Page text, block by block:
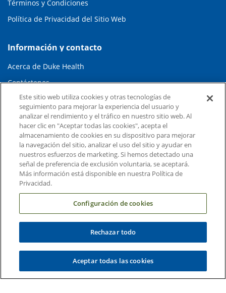
Términos y Condiciones
Política de Privacidad del Sitio Web
Información y contacto
Acerca de Duke Health
Contáctenos
Carreras en Duke Health
Sala de Prensa de Duke Health
Suscripción al Correo Electrónico
Médicos Derivadores
Enlaces relacionados
Duke Cancer Institute
Duke Children's
Este sitio web utiliza cookies y otras tecnologías de
seguimiento para mejorar la experiencia del usuario y
analizar el rendimiento y el tráfico en nuestro sitio web. Al
hacer clic en "Aceptar todas las cookies", acepta el
almacenamiento de cookies en su dispositivo para mejorar
la navegación del sitio, analizar el uso del sitio y ayudar en
nuestros esfuerzos de marketing. Si hemos detectado una
señal de preferencia de exclusión voluntaria, se aceptará.
Más información está disponible en nuestra Política de
Privacidad.
Configuración de cookies
Rechazar todo
Aceptar todas las cookies